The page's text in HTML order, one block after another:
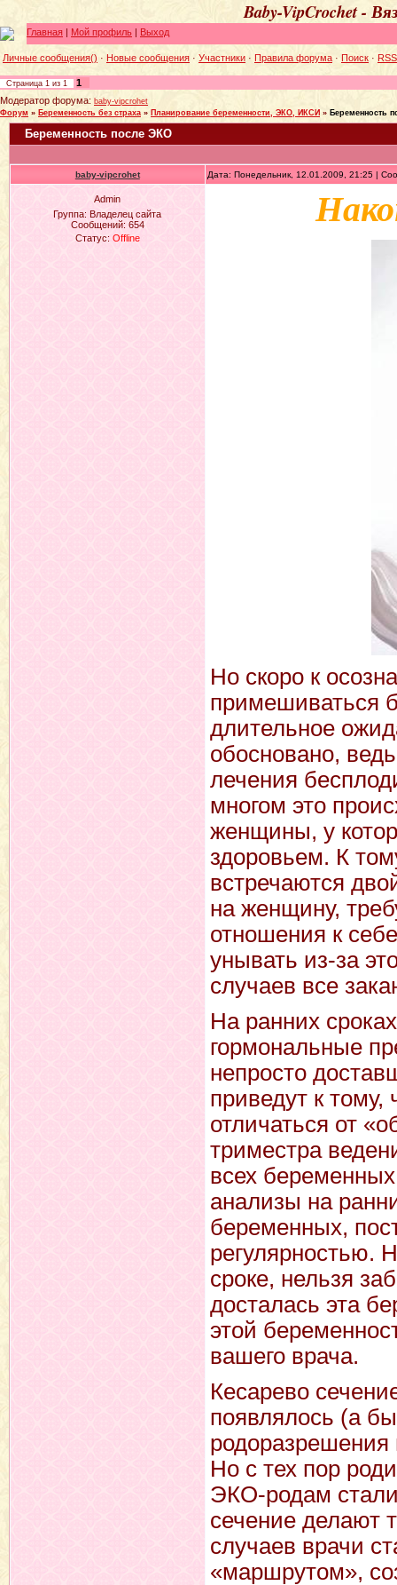
Baby-VipCrochet -
Главная | Мой профиль | Выход
Личные сообщения() · Новые сообщения · Участники · Правила форума · Поиск · RSS
Страница 1 из 1
1
Модератор форума: baby-vipcrohet
Форум » Беременность без страха » Планирование беременности, ЭКО, ИКСИ » Беременность
Беременность после ЭКО
baby-vipcrohet Дата: Понедельник, 12.01.2009, 21:25 |
Admin
Группа: Владелец сайта
Сообщений: 654
Статус: Offline
Но скоро к
примешиваться
длительное
обосновано,
лечения
многом это
женщины, у
здоровьем. К
встречаются
на женщину,
отношения к
унывать из-за
случаев все
На ранних
гормональные
непросто
приведут к
отличаться от
триместра
всех
анализы на
беременных,
регулярностью.
сроке, нельзя
досталась эта
этой
вашего врача.
Кесарево
появлялось (а
родоразрешения
Но с тех пор
ЭКО-родам стали
сечение делают
случаев врачи
«маршрутом»,